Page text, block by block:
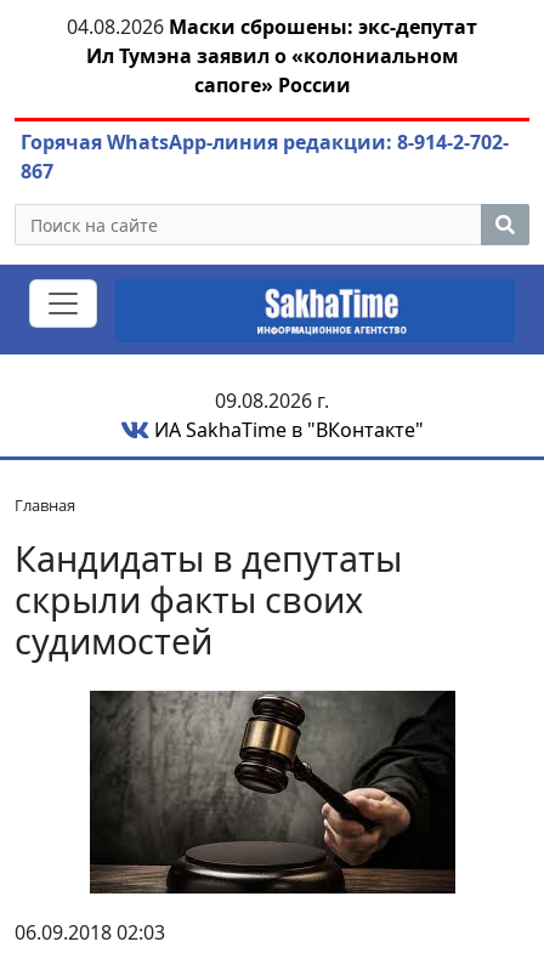
04.08.2026 Маски сброшены: экс-депутат
Ил Тумэна заявил о «колониальном
сапоге» России
Горячая WhatsApp-линия редакции: 8-914-2-702-
867
09.08.2026 г.
ИА SakhaTime в "ВКонтакте"
Главная
Кандидаты в депутаты
скрыли факты своих
судимостей
06.09.2018 02:03